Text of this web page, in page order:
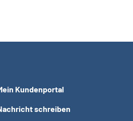
Kundenportal
schreiben